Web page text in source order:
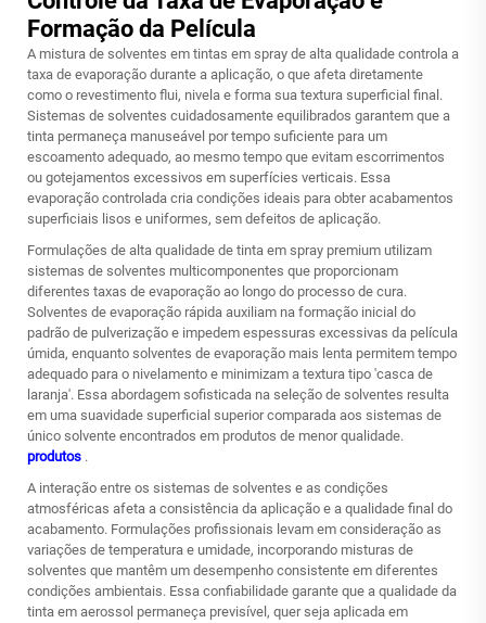
Formação da Película
A mistura de solventes em tintas em spray de alta qualidade controla a
taxa de evaporação durante a aplicação, o que afeta diretamente
como o revestimento flui, nivela e forma sua textura superficial final.
Sistemas de solventes cuidadosamente equilibrados garantem que a
tinta permaneça manuseável por tempo suficiente para um
escoamento adequado, ao mesmo tempo que evitam escorrimentos
ou gotejamentos excessivos em superfícies verticais. Essa
evaporação controlada cria condições ideais para obter acabamentos
superficiais lisos e uniformes, sem defeitos de aplicação.
Formulações de alta qualidade de tinta em spray premium utilizam
sistemas de solventes multicomponentes que proporcionam
diferentes taxas de evaporação ao longo do processo de cura.
Solventes de evaporação rápida auxiliam na formação inicial do
padrão de pulverização e impedem espessuras excessivas da película
úmida, enquanto solventes de evaporação mais lenta permitem tempo
adequado para o nivelamento e minimizam a textura tipo 'casca de
laranja'. Essa abordagem sofisticada na seleção de solventes resulta
em uma suavidade superficial superior comparada aos sistemas de
único solvente encontrados em produtos de menor qualidade.
produtos .
A interação entre os sistemas de solventes e as condições
atmosféricas afeta a consistência da aplicação e a qualidade final do
acabamento. Formulações profissionais levam em consideração as
variações de temperatura e umidade, incorporando misturas de
solventes que mantêm um desempenho consistente em diferentes
condições ambientais. Essa confiabilidade garante que a qualidade da
tinta em aerossol permaneça previsível, quer seja aplicada em